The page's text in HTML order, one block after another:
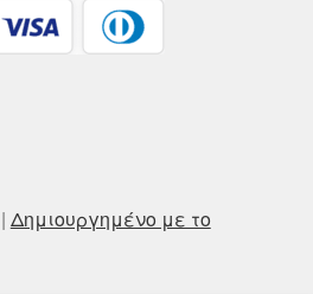
Δημιουργημένο με το